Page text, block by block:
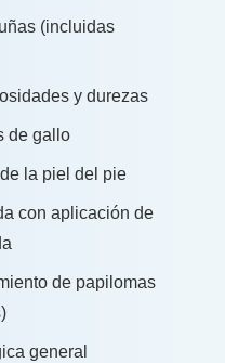
(incluidas
y durezas
de gallo
la piel del pie
con aplicación de
de papilomas
general